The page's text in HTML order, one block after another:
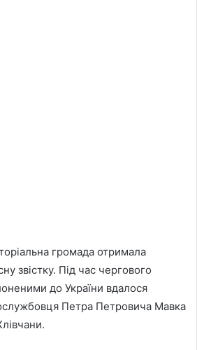
громада отримала
звістку. Під час чергового
до України вдалося
Петра Петровича Мавка